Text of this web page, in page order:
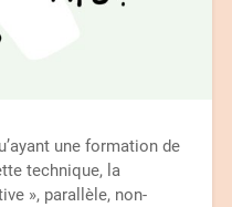
une formation de
technique, la
», parallèle, non-